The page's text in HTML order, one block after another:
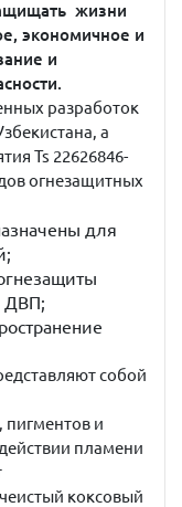
жизни
экономичное и
и
разработок
а
Ts 22626846-
огнезащитных
для
ДВП;
собой
и
пламени
коксовый